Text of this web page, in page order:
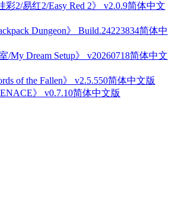
彩2/易红2/Easy Red 2》 v2.0.9简体中文
Dungeon》 Build.24223834简体中
/My Dream Setup》 v20260718简体中文
of the Fallen》 v2.5.550简体中文版
》 v0.7.10简体中文版